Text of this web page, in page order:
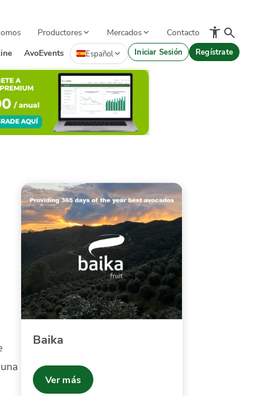
Productores Mercados
Contacto
AvoEvents Español Iniciar Sesión Regístrate
Baika
Ver más